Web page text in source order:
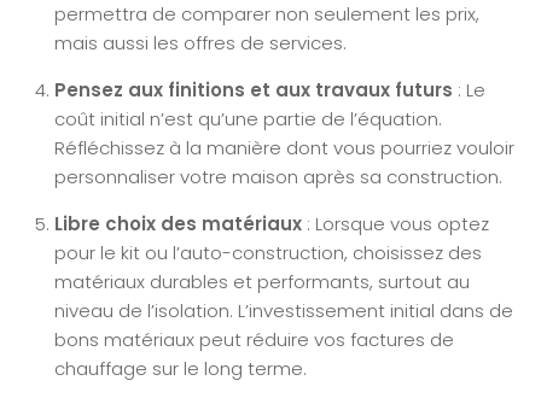
permettra de comparer non seulement les prix,
mais aussi les offres de services.
Pensez aux finitions et aux travaux futurs : Le
coût initial n’est qu’une partie de l’équation.
Réfléchissez à la manière dont vous pourriez vouloir
personnaliser votre maison après sa construction.
Libre choix des matériaux : Lorsque vous optez
pour le kit ou l’auto-construction, choisissez des
matériaux durables et performants, surtout au
niveau de l’isolation. L’investissement initial dans de
bons matériaux peut réduire vos factures de
chauffage sur le long terme.